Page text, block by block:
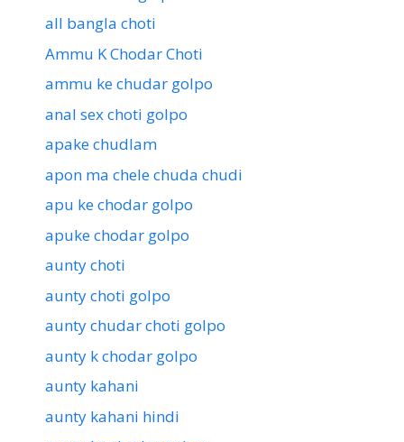
all bangla choti
Ammu K Chodar Choti
ammu ke chudar golpo
anal sex choti golpo
apake chudlam
apon ma chele chuda chudi
apu ke chodar golpo
apuke chodar golpo
aunty choti
aunty choti golpo
aunty chudar choti golpo
aunty k chodar golpo
aunty kahani
aunty kahani hindi